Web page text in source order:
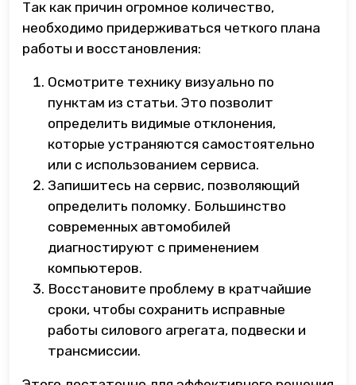
Так как причин огромное количество,
необходимо придерживаться четкого плана
работы и восстановления:
Осмотрите технику визуально по
пунктам из статьи. Это позволит
определить видимые отклонения,
которые устраняются самостоятельно
или с использованием сервиса.
Запишитесь на сервис, позволяющий
определить поломку. Большинство
современных автомобилей
диагностируют с применением
компьютеров.
Восстановите проблему в кратчайшие
сроки, чтобы сохранить исправные
работы силового агрегата, подвески и
трансмиссии.